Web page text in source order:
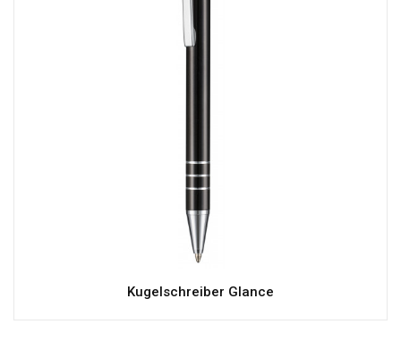
Kugelschreiber Glance